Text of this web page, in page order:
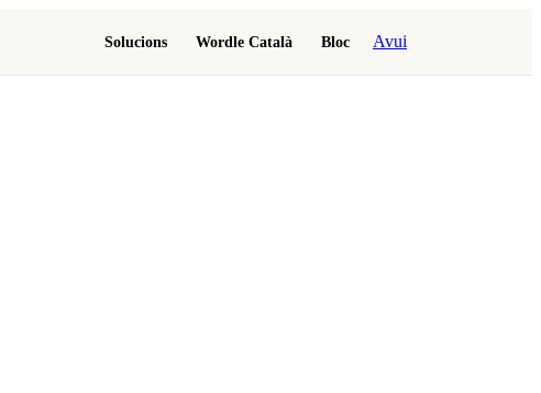
Solucions Wordle Català Bloc Avui